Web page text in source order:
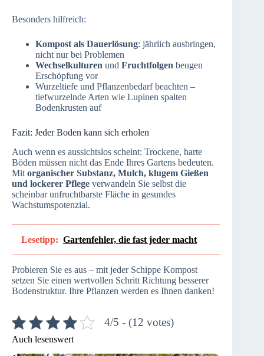
Besonders hilfreich:
Kompost als Dauerlösung: jährlich ausbringen,
nicht nur bei Problemen
Wechselkulturen und Fruchtfolgen beugen
Erschöpfung vor
Wurzeltiefe und Pflanzenbedarf beachten –
tiefwurzelnde Arten wie Lupinen spalten
Bodenkrusten auf
Fazit: Jeder Boden kann sich erholen
Auch wenn es aussichtslos scheint: Trockene, harte
Böden müssen nicht das Ende Ihres Gartens bedeuten.
Mit organischer Substanz, Mulch, klugem Gießen
und lockerer Pflege verwandeln Sie selbst die
scheinbar unfruchtbarste Fläche in gesundes
Wachstumspotenzial.
Lesetipp: Gartenfehler, die fast jeder macht
Probieren Sie es aus – mit jeder Schippe Kompost
setzen Sie einen wertvollen Schritt Richtung besserer
Bodenstruktur. Ihre Pflanzen werden es Ihnen danken!
4/5 - (12 votes)
Auch lesenswert